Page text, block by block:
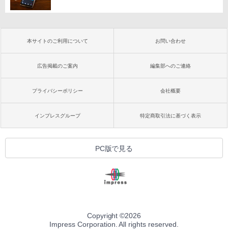
本サイトのご利用について お問い合わせ
広告掲載のご案内 編集部へのご連絡
プライバシーポリシー 会社概要
インプレスグループ 特定商取引法に基づく表示
PC版で見る
Copyright ©2026
Impress Corporation. All rights reserved.